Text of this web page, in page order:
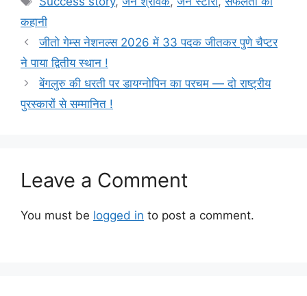
कहानी
जीतो गेम्स नेशनल्स 2026 में 33 पदक जीतकर पुणे चैप्टर
ने पाया द्वितीय स्थान !
बेंगलुरु की धरती पर डायग्नोपिन का परचम — दो राष्ट्रीय
पुरस्कारों से सम्मानित !
Leave a Comment
You must be logged in to post a comment.